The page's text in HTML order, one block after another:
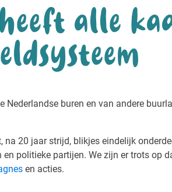
alle
Nederlandse buren en van andere
na 20 jaar strijd, blikjes eindelijk
politieke partijen. We zijn er trots op
en acties.